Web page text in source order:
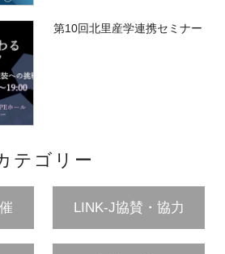
第10回北里産学連携セミナー
テゴリー
LINK-J協賛・協力